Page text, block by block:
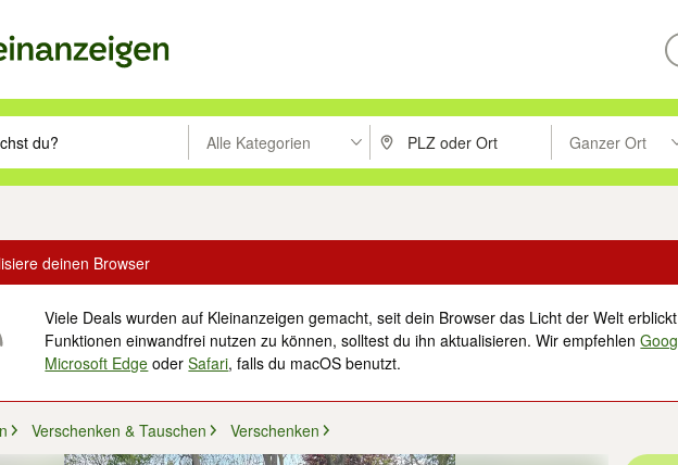
Eingabetaste drücken um zu suchen, oder Vorschläge mit den Pfeiltasten nach oben/
Alle Kategorien PLZ oder Ort eingeben. Eingabetaste
Ganzer Ort
Suche im
deinen Browser
Viele Deals wurden auf Kleinanzeigen gemacht, seit dein Browser das Licht der Welt
Funktionen einwandfrei nutzen zu können, solltest du ihn aktualisieren. Wir empfehlen
Microsoft Edge oderSafari, falls du macOS benutzt.
Verschenken & Tauschen Verschenken